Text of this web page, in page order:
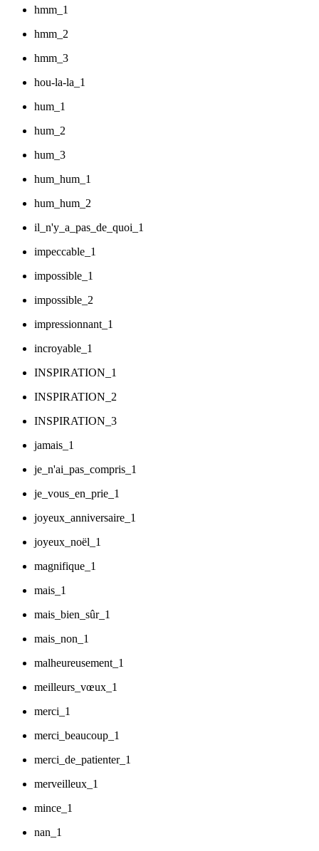
hmm_1
hmm_2
hmm_3
hou-la-la_1
hum_1
hum_2
hum_3
hum_hum_1
hum_hum_2
il_n'y_a_pas_de_quoi_1
impeccable_1
impossible_1
impossible_2
impressionnant_1
incroyable_1
INSPIRATION_1
INSPIRATION_2
INSPIRATION_3
jamais_1
je_n'ai_pas_compris_1
je_vous_en_prie_1
joyeux_anniversaire_1
joyeux_noël_1
magnifique_1
mais_1
mais_bien_sûr_1
mais_non_1
malheureusement_1
meilleurs_vœux_1
merci_1
merci_beaucoup_1
merci_de_patienter_1
merveilleux_1
mince_1
nan_1